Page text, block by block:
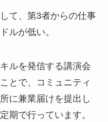
て、第3者からの仕事
ルが低い。
ルを発信する講演会
とで、コミュニティ
に兼業届けを提出し
期で行っています。